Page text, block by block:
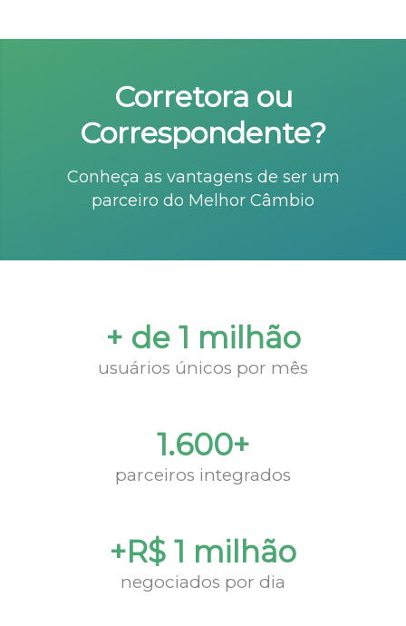
Corretora ou
Correspondente?
Conheça as vantagens de ser um
parceiro do Melhor Câmbio
+ de 1 milhão
usuários únicos por mês
1.600+
parceiros integrados
+R$ 1 milhão
negociados por dia